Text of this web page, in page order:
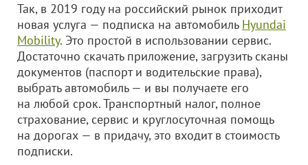
Так, в 2019 году на российский рынок приходит
новая услуга — подписка на автомобиль Hyundai
Mobility. Это простой в использовании сервис.
Достаточно скачать приложение, загрузить сканы
документов (паспорт и водительские права),
выбрать автомобиль — и вы получаете его
на любой срок. Транспортный налог, полное
страхование, сервис и круглосуточная помощь
на дорогах — в придачу, это входит в стоимость
подписки.